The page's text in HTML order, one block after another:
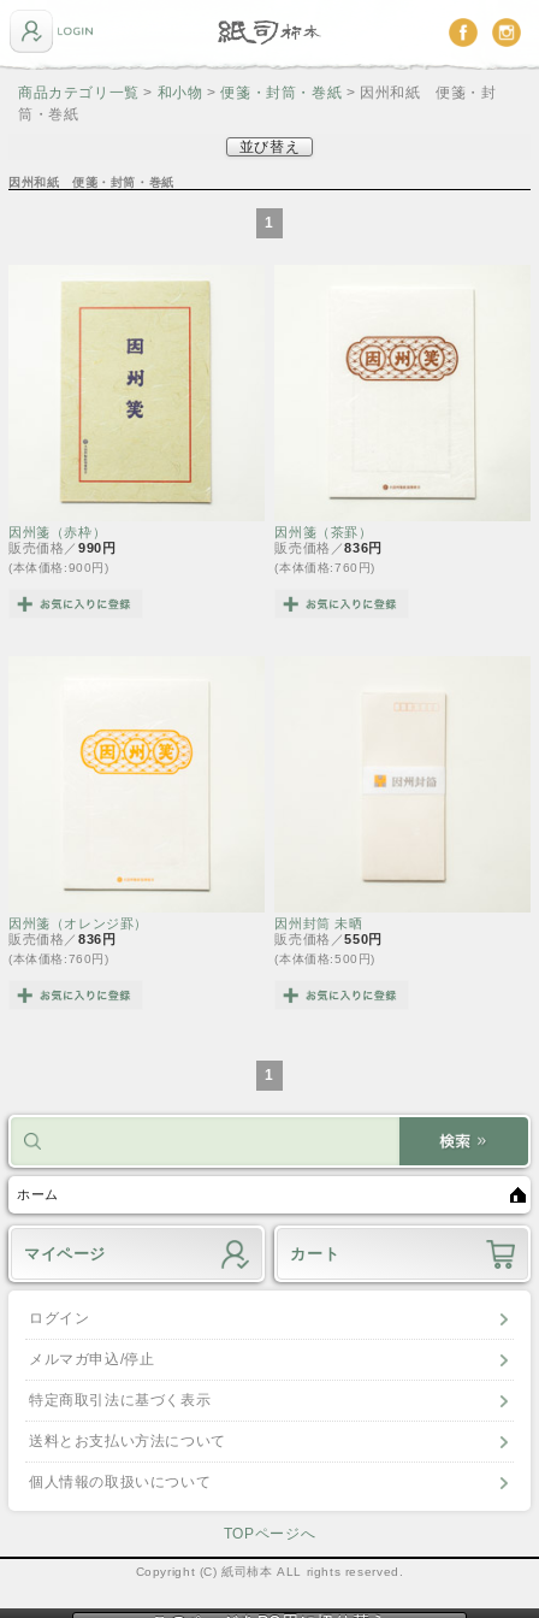
商品カテゴリ一覧 > 和小物 >便箋・封筒・巻紙 > 因州和紙 便箋・封
筒・巻紙
並び替え
因州和紙 便箋・封筒・巻紙
1
因州箋（赤枠）
販売価格／990円
(本体価格:900円)
因州箋（茶罫）
販売価格／836円
(本体価格:760円)
因州箋（オレンジ罫）
販売価格／836円
(本体価格:760円)
因州封筒 未晒
販売価格／550円
(本体価格:500円)
1
ホーム
マイページ カート
ログイン
メルマガ申込/停止
特定商取引法に基づく表示
送料とお支払い方法について
個人情報の取扱いについて
TOPページへ
Copyright (C) 紙司柿本 ALL rights reserved.